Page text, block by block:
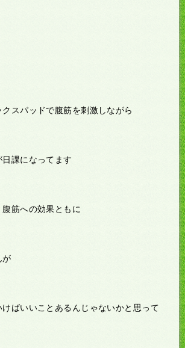
スパッドで腹筋を刺激しながら
課になってます
筋への効果ともに
が
けばいいことあるんじゃないかと思って